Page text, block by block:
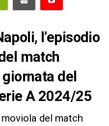
l’episodio
match
del
A 2024/25
del match